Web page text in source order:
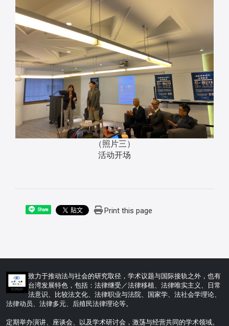
（照片三）
活动开场
Share Print this page
致力于推动法与社会的研究取径，学术议题与国际接轨之外，也有
台湾发展特色，包括：法律继受／法律移植、法律唯实主义、日常
法意识、比较法文化、法律职业与法院、国家学、法社会学理论、
法律动员、法律多元、后殖民法律理论等。
定期举办演讲、座谈会、以及学术研讨会，激荡与经营共同的学术领域。